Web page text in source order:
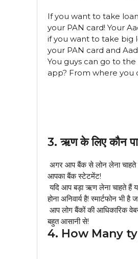
If you want to take
your PAN card! Your
if you want to take big
your PAN card and
You guys can go to
app? From where you
3. ऋण के लिए कौन
अगर आप बैंक से लोन लेना चाहते
आपका बैंक स्टेटमेंट!
यदि आप बड़ा ऋण लेना चाहते
होना अनिवार्य है! स्मार्टफोन भी
आप लोग बैंकों की आधिकारिक
बहुत आसानी से!
4. How Many